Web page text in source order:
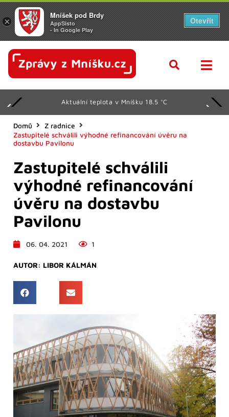
Aktuální teplota v Mníšku 18.5 °C
Domů
Z radnice
Zastupitelé schválili výhodné refinancování úvěru na
dostavbu Pavilonu
Zastupitelé schválili
výhodné refinancování
úvěru na dostavbu
Pavilonu
06. 04. 2021 1
AUTOR: LIBOR KÁLMÁN
×
Mníšek pod Brdy
AppSisto
- In Google Play
Otevřít